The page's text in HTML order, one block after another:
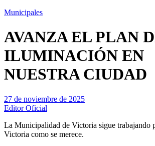
Municipales
AVANZA EL PLAN
ILUMINACIÓN EN
NUESTRA CIUDAD
27 de noviembre de 2025
Editor Oficial
La Municipalidad de Victoria sigue trabajando
Victoria como se merece.